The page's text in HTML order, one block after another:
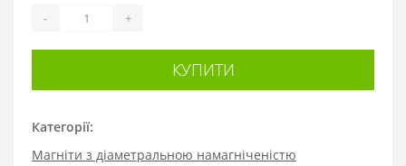
Категорії:
Магніти з діаметральною намагніченістю
- +
КУПИТИ